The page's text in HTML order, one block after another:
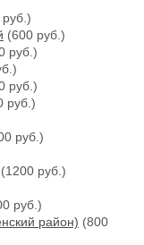
(600 руб.)
руб.)
руб.)
руб.)
руб.)
(1200 руб.)
руб.)
район) (800